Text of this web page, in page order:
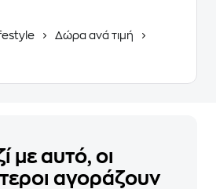
Δώρα ανά τιμή
με αυτό, οι
αγοράζουν